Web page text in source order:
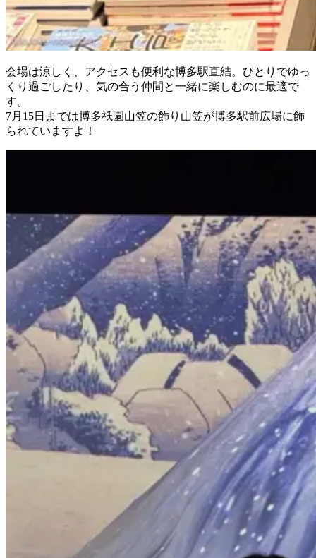
会場は涼しく、アクセスも便利な博多駅直結。ひとりでゆっ
くり過ごしたり、気の合う仲間と一緒に楽しむのに最適で
す。
7月15日までは博多祇園山笠の飾り山笠が博多駅前広場に飾
られていますよ！